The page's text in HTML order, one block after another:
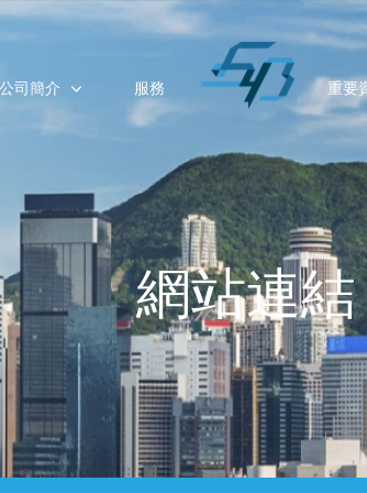
公司簡介 服務 重要
網站連結